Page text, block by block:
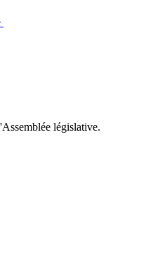
législative.